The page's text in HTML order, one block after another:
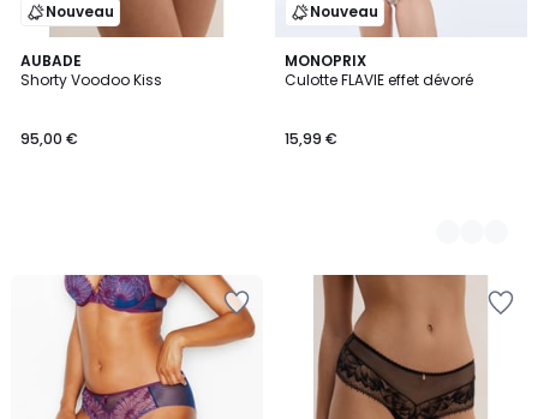
Nouveau
AUBADE
Shorty Voodoo Kiss
95,00 €
Nouveau
MONOPRIX
Culotte FLAVIE effet dévoré
15,99 €
2
Couleurs